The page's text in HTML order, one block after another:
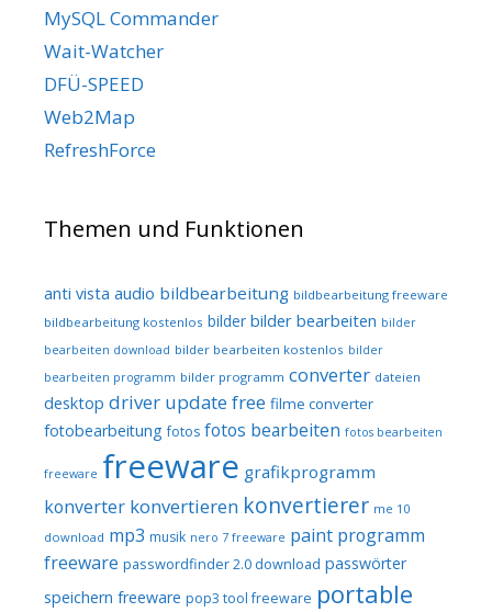
MySQL Commander
Wait-Watcher
DFÜ-SPEED
Web2Map
RefreshForce
Themen und Funktionen
anti vista audio bildbearbeitung bildbearbeitung freeware
bildbearbeitung kostenlos bilder bilder bearbeiten bilder
bearbeiten download bilder bearbeiten kostenlos bilder
bearbeiten programm bilder programm converter dateien
desktop driver update free filme converter
fotobearbeitung fotos fotos bearbeiten fotos bearbeiten
freeware freeware grafikprogramm
konverter konvertieren konvertierer me 10
download mp3 musik nero 7 freeware paint programm
freeware passwordfinder 2.0 download passwörter
speichern freeware pop3 tool freeware portable